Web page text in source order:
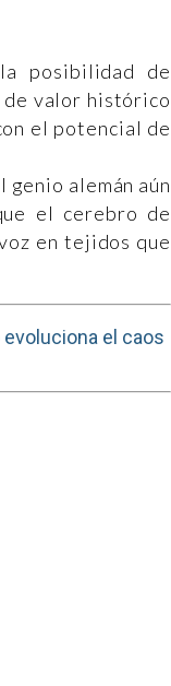
posibilidad de
valor histórico
el potencial de
alemán aún
el cerebro de
en tejidos que
el caos